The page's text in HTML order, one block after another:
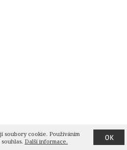
soubory cookie. Používáním
Další informace. OK